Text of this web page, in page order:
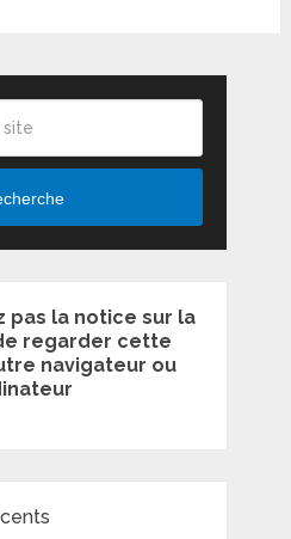
pas la notice sur la
regarder cette
navigateur ou